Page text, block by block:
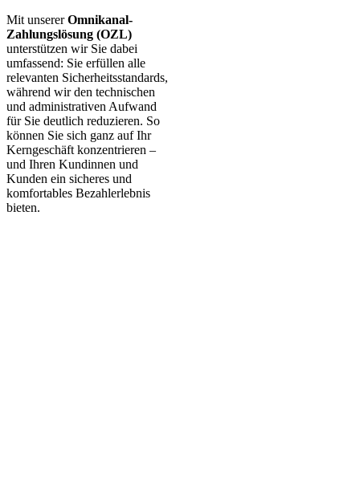
Mit unsererOmnikanal-
Zahlungslösung (OZL)
unterstützen wir Sie dabei
umfassend: Sie erfüllen alle
relevanten Sicherheitsstandards,
während wir den technischen
und administrativen Aufwand
für Sie deutlich reduzieren. So
können Sie sich ganz auf Ihr
Kerngeschäft konzentrieren –
und Ihren Kundinnen und
Kunden ein sicheres und
komfortables Bezahlerlebnis
bieten.